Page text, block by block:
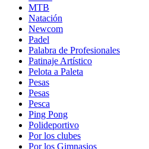
MTB
Natación
Newcom
Padel
Palabra de Profesionales
Patinaje Artístico
Pelota a Paleta
Pesas
Pesas
Pesca
Ping Pong
Polideportivo
Por los clubes
Por los Gimnasios